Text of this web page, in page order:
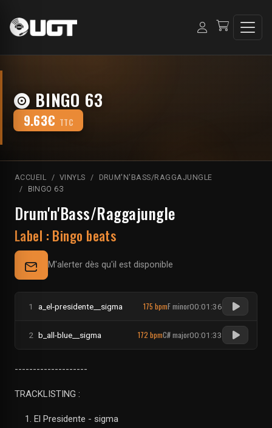
BINGO 63
9.63€ TTC
ACCUEIL VINYLS
DRUM'N'BASS/RAGGAJUNGLE
BINGO 63
Drum'n'Bass/Raggajungle
Label : Bingo beats
M'alerter dès qu'il est disponible
1 a_el-presidente__sigma 175 bpmF minor00:01:36
2 b_all-blue__sigma 172 bpmC# major00:01:33
--------------------
TRACKLISTING :
El Presidente - sigma